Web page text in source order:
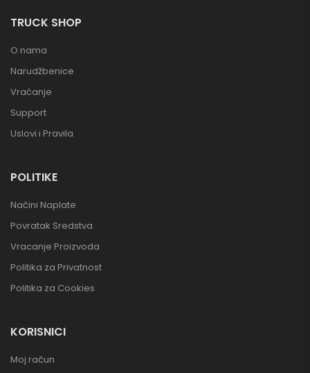
TRUCK SHOP
O nama
Narudžbenice
Vraćanje
Support
Uslovi i Pravila
POLITIKE
Načini Naplate
Povratak Sredstva
Vracanje Proizvoda
Politika za Privatnost
Politika za Cookies
KORISNICI
Moj račun